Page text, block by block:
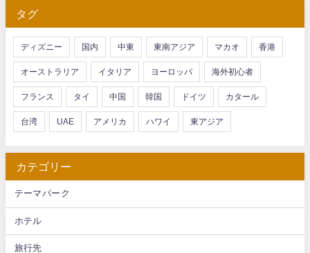
タグ
ディズニー 国内 中東 東南アジア マカオ 香港
オーストラリア イタリア ヨーロッパ 海外初心者
フランス タイ 中国 韓国 ドイツ カタール
台湾 UAE アメリカ ハワイ 東アジア
カテゴリー
テーマパーク
ホテル
旅行先